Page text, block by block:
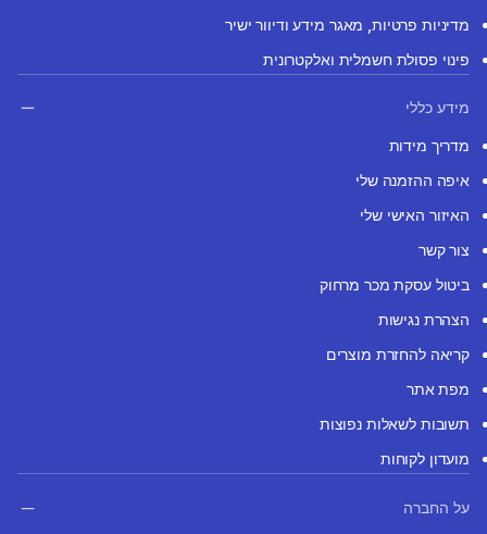
מדיניות פרטיות, מאגר מידע ודיוור ישיר
פינוי פסולת חשמלית ואלקטרונית
מידע כללי
מדריך מידות
איפה ההזמנה שלי
האיזור האישי שלי
צור קשר
ביטול עסקת מכר מרחוק
הצהרת נגישות
קריאה להחזרת מוצרים
מפת אתר
תשובות לשאלות נפוצות
מועדון לקוחות
על החברה